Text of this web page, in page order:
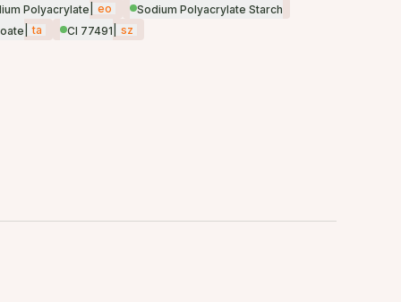
Polyacrylate eo
Sodium Polyacrylate Starch
ta CI 77491 sz